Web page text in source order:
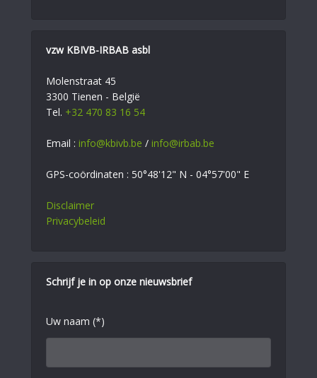
vzw KBIVB-IRBAB asbl
Molenstraat 45
3300 Tienen - België
Tel. +32 470 83 16 54
Email : info@kbivb.be / info@irbab.be
GPS-coördinaten : 50°48'12" N - 04°57'00" E
Disclaimer
Privacybeleid
Schrijf je in op onze nieuwsbrief
Uw naam (*)